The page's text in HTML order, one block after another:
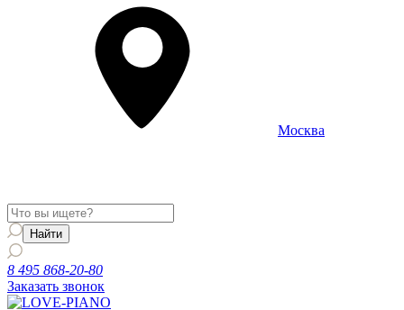
Москва
8 495 868-20-80
Заказать звонок